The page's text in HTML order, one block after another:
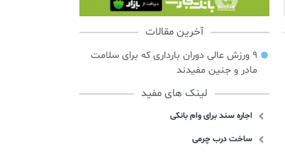
آخرین مقالات
۹ ورزش عالی دوران بارداری که برای سلامت
مادر و جنین مفیدند
لینک های مفید
اجاره سند برای وام بانکی
ساخت درب چرمی